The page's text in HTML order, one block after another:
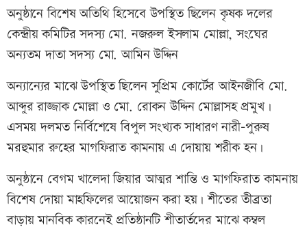
অনুষ্ঠানে বিশেষ অতিথি হিসেবে উপস্থিত ছিলেন কৃষক দলের
কেন্দ্রীয় কমিটির সদস্য মো. নজরুল ইসলাম মোল্লা, সংঘের
অন্যতম দাতা সদস্য মো. আমিন উদ্দিন
অন্যান্যের মাঝে উপস্থিত ছিলেন সুপ্রিম কোর্টের আইনজীবি মো.
আব্দুর রাজ্জাক মোল্লা ও মো. রোকন উদ্দিন মোল্লাসহ প্রমুখ।
এসময় দলমত নির্বিশেষে বিপুল সংখ্যক সাধারণ নারী-পুরুষ
মরহুমার রুহের মাগফিরাত কামনায় এ দোয়ায় শরীক হন।
অনুষ্ঠানে বেগম খালেদা জিয়ার আত্মর শান্তি ও মাগফিরাত কামনায়
বিশেষ দোয়া মাহফিলের আয়োজন করা হয়। শীতের তীব্রতা
বাড়ায় মানবিক কারনেই প্রতিষ্ঠানটি শীতার্তদের মাঝে কম্বল